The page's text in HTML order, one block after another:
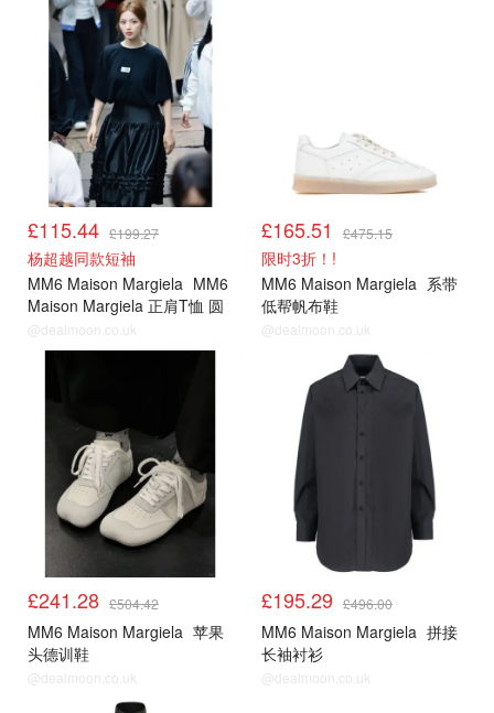
£115.44 £199.27
杨超越同款短袖
MM6 Maison Margiela MM6
Maison Margiela 正肩T恤 圆
领
@dealmoon.co.uk
£165.51 £475.15
限时3折！!
MM6 Maison Margiela 系带
低帮帆布鞋
@dealmoon.co.uk
£241.28 £504.42
MM6 Maison Margiela 苹果
头德训鞋
@dealmoon.co.uk
£195.29 £496.00
MM6 Maison Margiela 拼接
长袖衬衫
@dealmoon.co.uk